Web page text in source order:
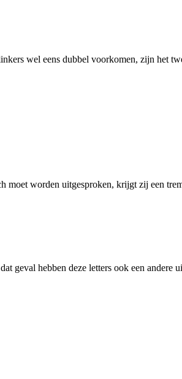
wel eens dubbel voorkomen, zijn het
moet worden uitgesproken, krijgt zij een
geval hebben deze letters ook een andere